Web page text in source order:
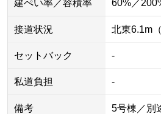
建ぺい率／容積率 60%／
接道状況 北東6.1m
セットバック -
私道負担 -
備考
5号棟／別